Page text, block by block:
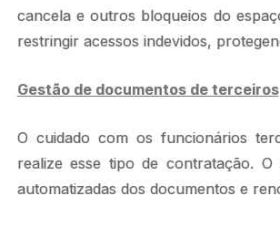
cancela e outros bloqueios do
restringir acessos indevidos,
Gestão de documentos de terceiros
O cuidado com os funcionários
realize esse tipo de contratação.
automatizadas dos documentos e